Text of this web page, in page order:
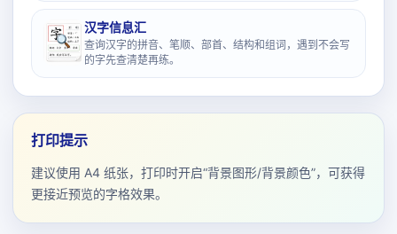
汉字信息汇
查询汉字的拼音、笔顺、部首、结构和组词，遇到不会写
的字先查清楚再练。
打印提示
建议使用 A4 纸张，打印时开启“背景图形/背景颜色”，可获得
更接近预览的字格效果。